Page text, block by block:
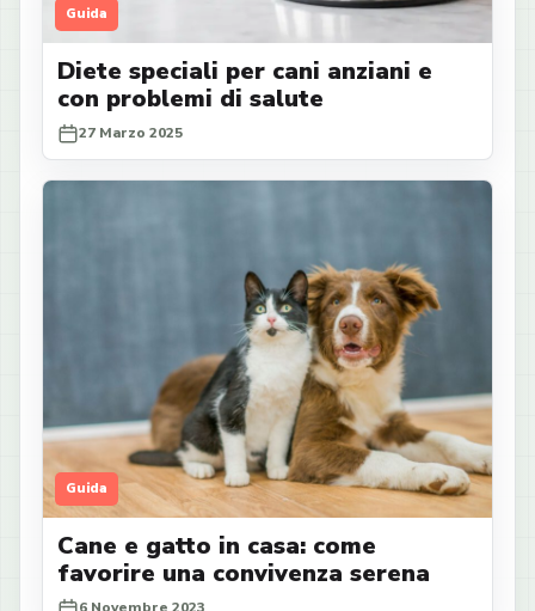
Guida
Diete speciali per cani anziani e
con problemi di salute
27 Marzo 2025
Guida
Cane e gatto in casa: come
favorire una convivenza serena